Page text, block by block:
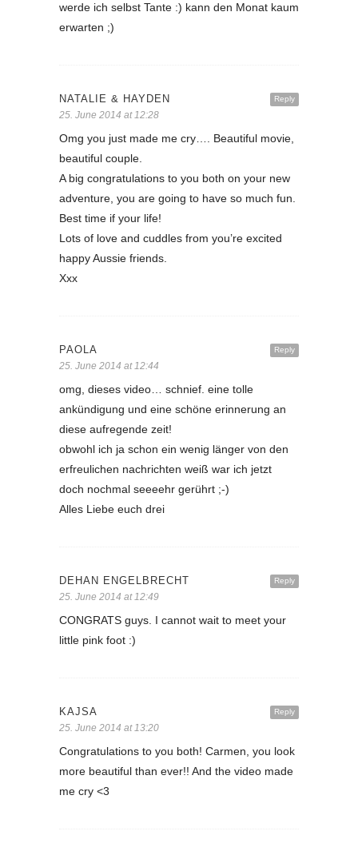
werde ich selbst Tante :) kann den Monat kaum
erwarten ;)
Reply
NATALIE & HAYDEN
25. June 2014 at 12:28
Omg you just made me cry…. Beautiful movie,
beautiful couple.
A big congratulations to you both on your new
adventure, you are going to have so much fun.
Best time if your life!
Lots of love and cuddles from you’re excited
happy Aussie friends.
Xxx
Reply
PAOLA
25. June 2014 at 12:44
omg, dieses video… schnief. eine tolle
ankündigung und eine schöne erinnerung an
diese aufregende zeit!
obwohl ich ja schon ein wenig länger von den
erfreulichen nachrichten weiß war ich jetzt
doch nochmal seeeehr gerührt ;-)
Alles Liebe euch drei
Reply
DEHAN ENGELBRECHT
25. June 2014 at 12:49
CONGRATS guys. I cannot wait to meet your
little pink foot :)
Reply
KAJSA
25. June 2014 at 13:20
Congratulations to you both! Carmen, you look
more beautiful than ever!! And the video made
me cry <3